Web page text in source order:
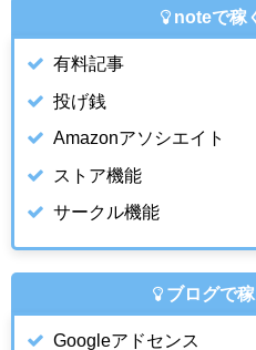
noteで稼
有料記事
投げ銭
Amazonアソシエイト
ストア機能
サークル機能
ブログで
Googleアドセンス